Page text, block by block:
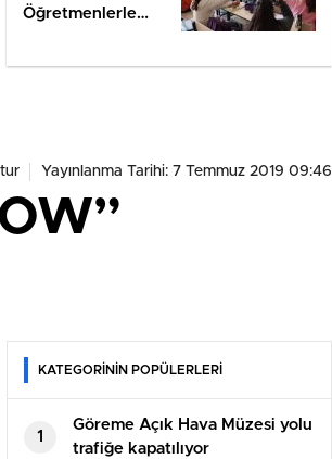
Öğretmenlerle
Yayınlanma Tarihi: 7 Temmuz 2019 09:46
KATEGORİNİN POPÜLERLERİ
1
Göreme Açık Hava Müzesi yolu
trafiğe kapatılıyor